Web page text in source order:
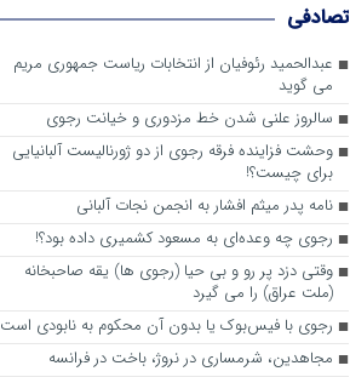
تصادفی
عبدالحمید رئوفیان از انتخابات ریاست جمهوری مریم
می گوید
سالروز علنی شدن خط مزدوری و خیانت رجوی
وحشت فزاینده فرقه رجوی از دو ژورنالیست آلبانیایی
برای چیست؟!
نامه پدر میثم افشار به انجمن نجات آلبانی
رجوی چه وعده‌ای به مسعود کشمیری داده بود؟!
وقتی دزد پر رو و بی حیا (رجوی ها) یقه صاحبخانه
(ملت عراق) را می گیرد
رجوی با فیس‌بوک یا بدون آن محکوم به نابودی است
مجاهدین، شرم‎ساری در نروژ، باخت در فرانسه